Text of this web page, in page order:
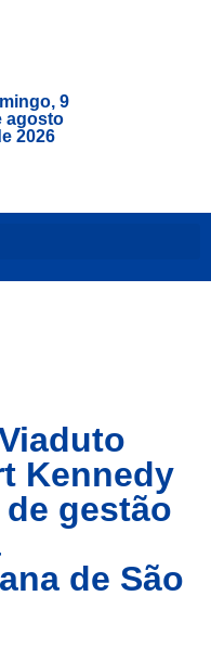
9
agosto
2026
Kennedy
gestão
de São